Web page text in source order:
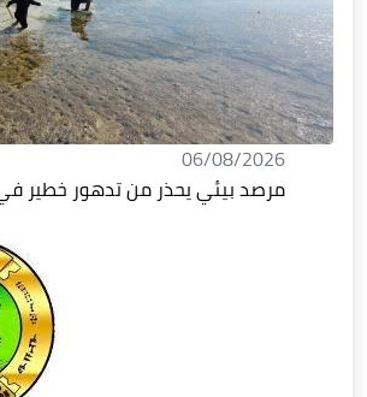
06/08/2026
مرصد بيئي يحذر من تدهور خطير في